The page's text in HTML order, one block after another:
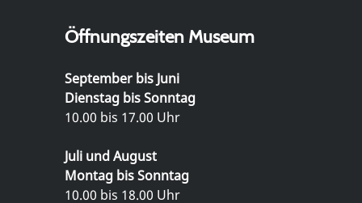
Öffnungszeiten Museum
September bis Juni
Dienstag bis Sonntag
10.00 bis 17.00 Uhr
Juli und August
Montag bis Sonntag
10.00 bis 18.00 Uhr